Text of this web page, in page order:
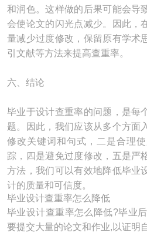
和润色。这样做的后果可能会导
会使论文的闪光点减少。因此，
量减少过度修改，保留原有学术
引文献等方法来提高查重率。
六、结论
毕业于设计查重率的问题，是每
题。因此，我们应该从多个方面
修改关键词和句式，二是合理
踪，四是避免过度修改，五是严
方法，我们可以有效地降低毕业
计的质量和可信度。
毕业设计查重率怎么降低
毕业设计查重率怎么降低?毕业
要提交大量的论文和作业,以证明